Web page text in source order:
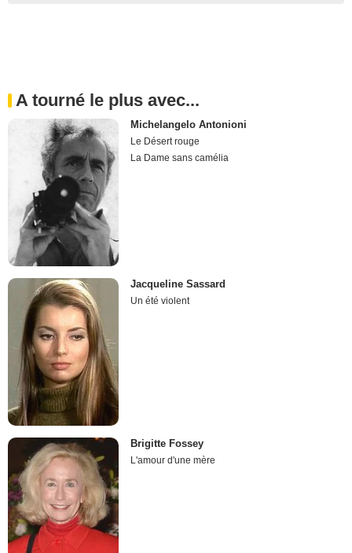
A tourné le plus avec...
Michelangelo Antonioni
Le Désert rouge
La Dame sans camélia
Jacqueline Sassard
Un été violent
Brigitte Fossey
L'amour d'une mère